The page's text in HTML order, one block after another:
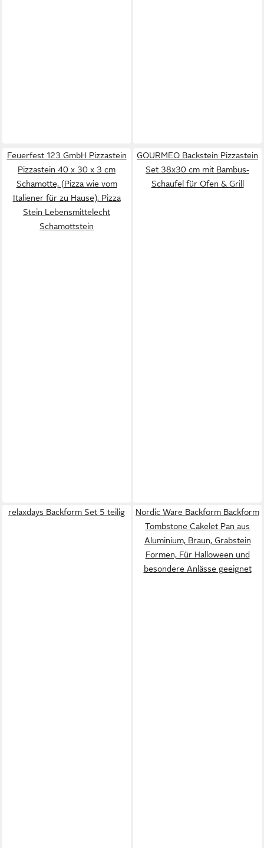
Feuerfest 123 GmbH Pizzastein
Pizzastein 40 x 30 x 3 cm
Schamotte, (Pizza wie vom
Italiener für zu Hause), Pizza
Stein Lebensmittelecht
Schamottstein
GOURMEO Backstein Pizzastein
Set 38x30 cm mit Bambus-
Schaufel für Ofen & Grill
relaxdays Backform Set 5 teilig
Nordic Ware Backform Backform
Tombstone Cakelet Pan aus
Aluminium, Braun, Grabstein
Formen, Für Halloween und
besondere Anlässe geeignet